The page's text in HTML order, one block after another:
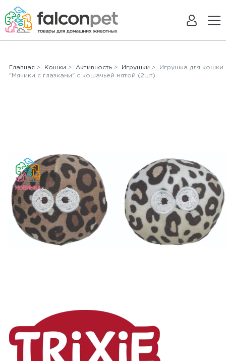
Главная > Кошки > Активность> Игрушки > Игрушка для кошки
"Мячики с глазками" с кошачьей мятой (2шт)